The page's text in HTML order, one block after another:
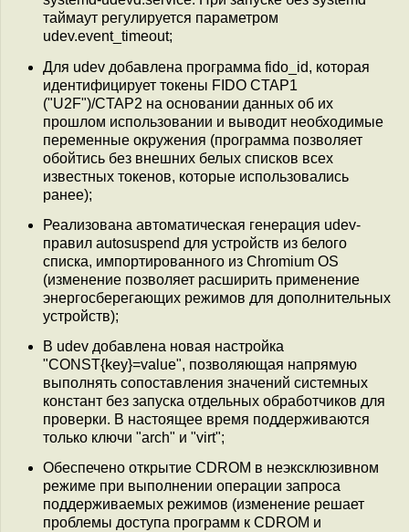
таймаут регулируется параметром
udev.event_timeout;
Для udev добавлена программа fido_id, которая
идентифицирует токены FIDO CTAP1
("U2F")/CTAP2 на основании данных об их
прошлом использовании и выводит необходимые
переменные окружения (программа позволяет
обойтись без внешних белых списков всех
известных токенов, которые использовались
ранее);
Реализована автоматическая генерация udev-
правил autosuspend для устройств из белого
списка, импортированного из Chromium OS
(изменение позволяет расширить применение
энергосберегающих режимов для дополнительных
устройств);
В udev добавлена новая настройка
"CONST{key}=value", позволяющая напрямую
выполнять сопоставления значений системных
констант без запуска отдельных обработчиков для
проверки. В настоящее время поддерживаются
только ключи "arch" и "virt";
Обеспечено открытие CDROM в неэксклюзивном
режиме при выполнении операции запроса
поддерживаемых режимов (изменение решает
проблемы доступа программ к CDROM и